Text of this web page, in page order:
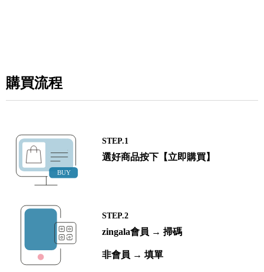
購買流程
STEP.1
選好商品按下【立即購買】
STEP.2
zingala會員 → 掃碼
非會員 → 填單